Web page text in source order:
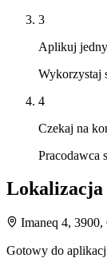
3
Aplikuj
Wykorzystaj
4
Czekaj na
Pracodawca
Imaneq 4, 3900,
Gotowy do